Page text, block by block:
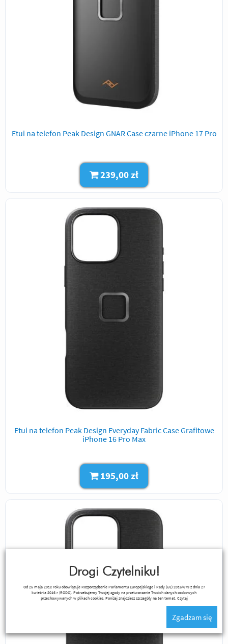
Etui na telefon Peak Design GNAR Case czarne iPhone 17 Pro
239,00 zł
Etui na telefon Peak Design Everyday Fabric Case Grafitowe
iPhone 16 Pro Max
195,00 zł
Drogi Czytelniku!
Od 25 maja 2018 roku obowiązuje Rozporządzenie Parlamentu Europejskiego i Rady (UE) 2016/679 z dnia 27
kwietnia 2016 r (RODO). Potrzebujemy Twojej zgody na przetwarzanie Twoich danych osobowych
przechowywanych w plikach cookies. Poniżej znajdziesz szczegóły na ten temat. Czytaj
Zgadzam się